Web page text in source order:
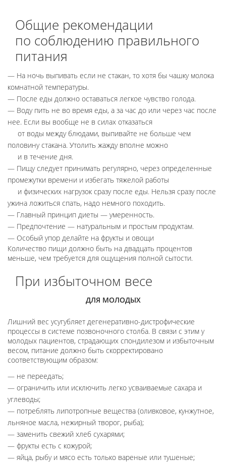
Общие рекомендации
по соблюдению правильного
питания
На ночь выпивать если не стакан, то хотя бы чашку молока
комнатной температуры.
После еды должно оставаться легкое чувство голода.
Воду пить не во время еды, а за час до или через час после
нее. Если вы вообще не в силах отказаться
от воды между блюдами, выпивайте не больше чем
половину стакана. Утолить жажду вполне можно
и в течение дня.
Пищу следует принимать регулярно, через определенные
промежутки времени и избегать тяжелой работы
и физических нагрузок сразу после еды. Нельзя сразу после
ужина ложиться спать, надо немного походить.
Главный принцип диеты — умеренность.
Предпочтение — натуральным и простым продуктам.
Особый упор делайте на фрукты и овощи
Количество пищи должно быть на двадцать процентов
меньше, чем требуется для ощущения полной сытости.
При избыточном весе
ДЛЯ МОЛОДЫХ
Лишний вес усугубляет дегенеративно-дистрофические
процессы в системе позвоночного столба. В связи с этим у
молодых пациентов, страдающих спондилезом и избыточным
весом, питание должно быть скорректировано
соответствующим образом:
не переедать;
ограничить или исключить легко усваиваемые сахара и
углеводы;
потреблять липотропные вещества (оливковое, кунжутное,
льняное масла, нежирный творог, рыба);
заменить свежий хлеб сухарями;
фрукты есть с кожурой;
яйца, рыбу и мясо есть только вареные или тушеные;